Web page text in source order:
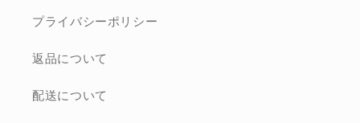
プライバシーポリシー
返品について
配送について